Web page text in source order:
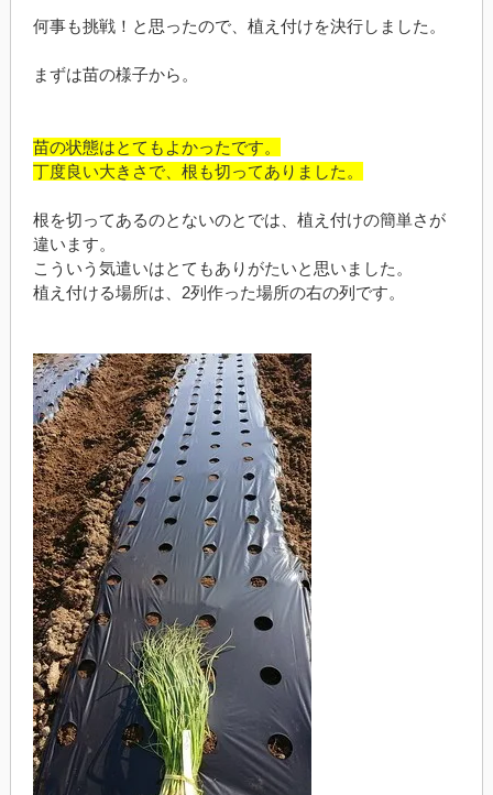
何事も挑戦！と思ったので、植え付けを決行しました。
まずは苗の様子から。
苗の状態はとてもよかったです。
丁度良い大きさで、根も切ってありました。
根を切ってあるのとないのとでは、植え付けの簡単さが
違います。
こういう気遣いはとてもありがたいと思いました。
植え付ける場所は、2列作った場所の右の列です。